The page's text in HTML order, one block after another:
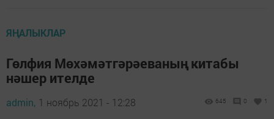
ЯҢАЛЫКЛАР
Гөлфия Мөхәмәтгәрәеваның китабы
нәшер ителде
admin, 1 ноябрь 2021 - 12:28 645 0 1